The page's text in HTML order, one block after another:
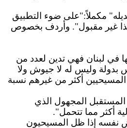
مكملاً:"على ضوء التطبيق
غير مقبول". وأردف بخصوص
في لبنان فهي تدين لعدد من
بدولة وليس له لا جيوش ولا
أكثر من غيرهم نسبة
المستقبل المجهول الذي
أكثر مما تتحمل".
نفسه إذا ظل المسيحيون